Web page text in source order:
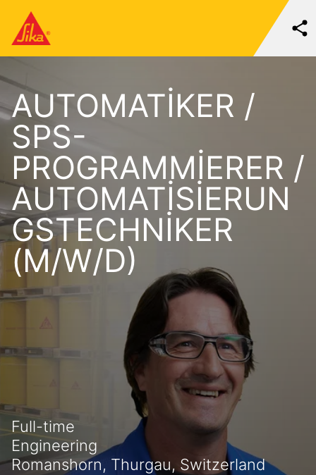
AUTOMATIKER /
SPS-
PROGRAMMIERER /
AUTOMATISIERUN
GSTECHNIKER
(M/W/D)
Full-time
Engineering
Romanshorn, Thurgau, Switzerland